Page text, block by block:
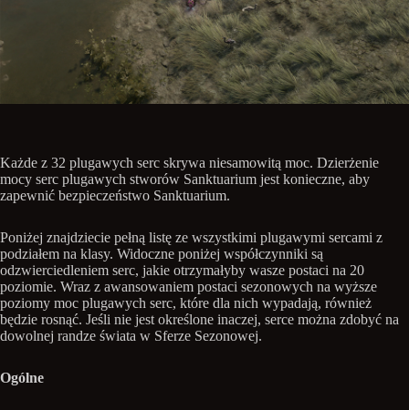
Każde z 32 plugawych serc skrywa niesamowitą moc. Dzierżenie
mocy serc plugawych stworów Sanktuarium jest konieczne, aby
zapewnić bezpieczeństwo Sanktuarium.
Poniżej znajdziecie pełną listę ze wszystkimi plugawymi sercami z
podziałem na klasy. Widoczne poniżej współczynniki są
odzwierciedleniem serc, jakie otrzymałyby wasze postaci na 20
poziomie. Wraz z awansowaniem postaci sezonowych na wyższe
poziomy moc plugawych serc, które dla nich wypadają, również
będzie rosnąć. Jeśli nie jest określone inaczej, serce można zdobyć na
dowolnej randze świata w Sferze Sezonowej.
Ogólne